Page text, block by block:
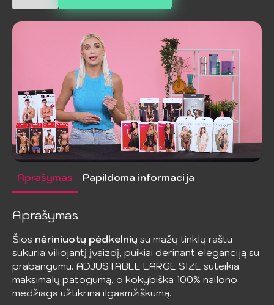
AVENUE
-
Mažų
Aprašymas Papildoma informacija
Aprašymas
Šios nėriniuotų pėdkelnių su mažų tinklų raštu
sukuria viliojantį įvaizdį, puikiai derinant eleganciją su
prabangumu. ADJUSTABLE LARGE SIZE suteikia
maksimalų patogumą, o kokybiška 100% nailono
medžiaga užtikrina ilgaamžiškumą.